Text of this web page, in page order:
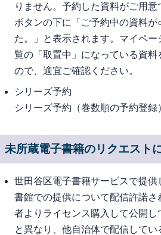
りません。予約した資料がご用意
ボタンの下に「ご予約中の資料が
た。」と表示されます。マイペ
覧の「取置中」になっている資
ので、適宜ご確認ください。
シリーズ予約
シリーズ予約（巻数順の予約登録
未所蔵電子書籍のリクエスト
世田谷区電子書籍サービスで提供
書館での提供について配信許諾
者よりライセンス購入して公開
と異なり、他自治体で配信して